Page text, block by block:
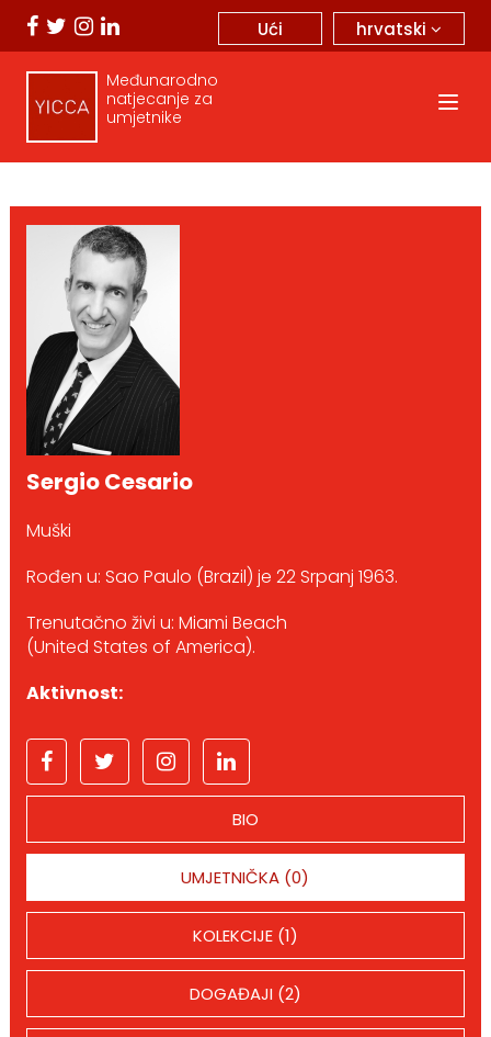
hrvatski
Ući
Međunarodno
natjecanje za
umjetnike
Sergio Cesario
Muški
Rođen u: Sao Paulo (Brazil) je 22 Srpanj 1963.
Trenutačno živi u: Miami Beach
(United States of America).
Aktivnost:
BIO
UMJETNIČKA (0)
KOLEKCIJE (1)
DOGAĐAJI (2)